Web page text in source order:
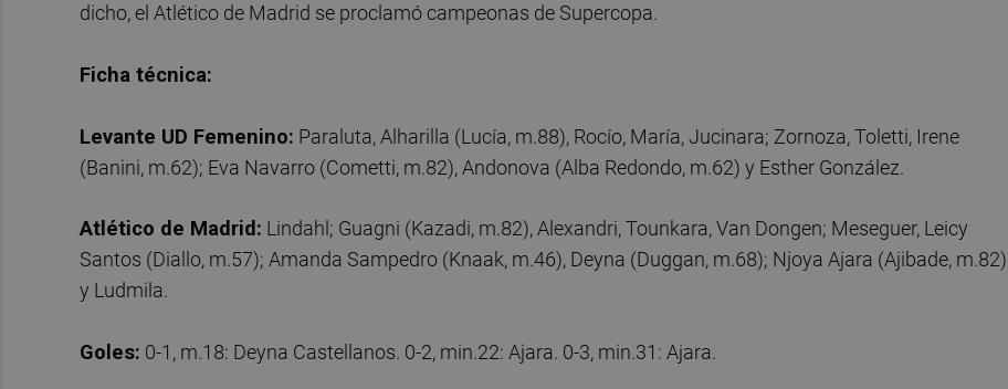
dicho, el Atlético de Madrid se proclamó campeonas de Supercopa.
Ficha técnica:
Levante UD Femenino: Paraluta, Alharilla (Lucía, m.88), Rocío, María, Jucinara; Zornoza, Toletti, Irene
(Banini, m.62); Eva Navarro (Cometti, m.82), Andonova (Alba Redondo, m.62) y Esther González.
Atlético de Madrid: Lindahl; Guagni (Kazadi, m.82), Alexandri, Tounkara, Van Dongen; Meseguer, Leicy
Santos (Diallo, m.57); Amanda Sampedro (Knaak, m.46), Deyna (Duggan, m.68); Njoya Ajara (Ajibade, m.82)
y Ludmila.
Goles: 0-1, m.18: Deyna Castellanos. 0-2, min.22: Ajara. 0-3, min.31: Ajara.